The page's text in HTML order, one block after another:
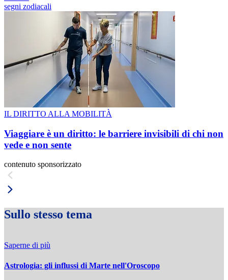
segni zodiacali
IL DIRITTO ALLA MOBILITÀ
Viaggiare è un diritto: le barriere invisibili di chi non
vede e non sente
contenuto sponsorizzato
Sullo stesso tema
Saperne di più
Astrologia: gli influssi di Marte nell'Oroscopo